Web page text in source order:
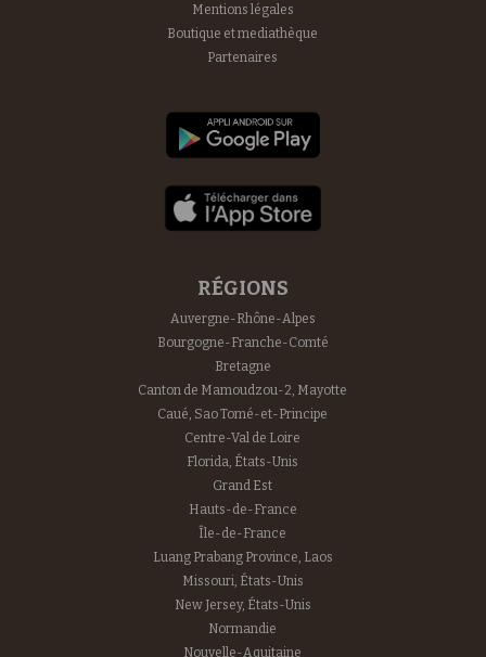
Mentions légales
Boutique et mediathèque
Partenaires
RÉGIONS
Auvergne-Rhône-Alpes
Bourgogne-Franche-Comté
Bretagne
Canton de Mamoudzou-2, Mayotte
Caué, Sao Tomé-et-Principe
Centre-Val de Loire
Florida, États-Unis
Grand Est
Hauts-de-France
Île-de-France
Luang Prabang Province, Laos
Missouri, États-Unis
New Jersey, États-Unis
Normandie
Nouvelle-Aquitaine